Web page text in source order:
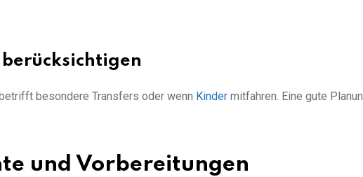
besondere Transfers oder wenn Kinder mitfahren. Eine gute
und Vorbereitungen